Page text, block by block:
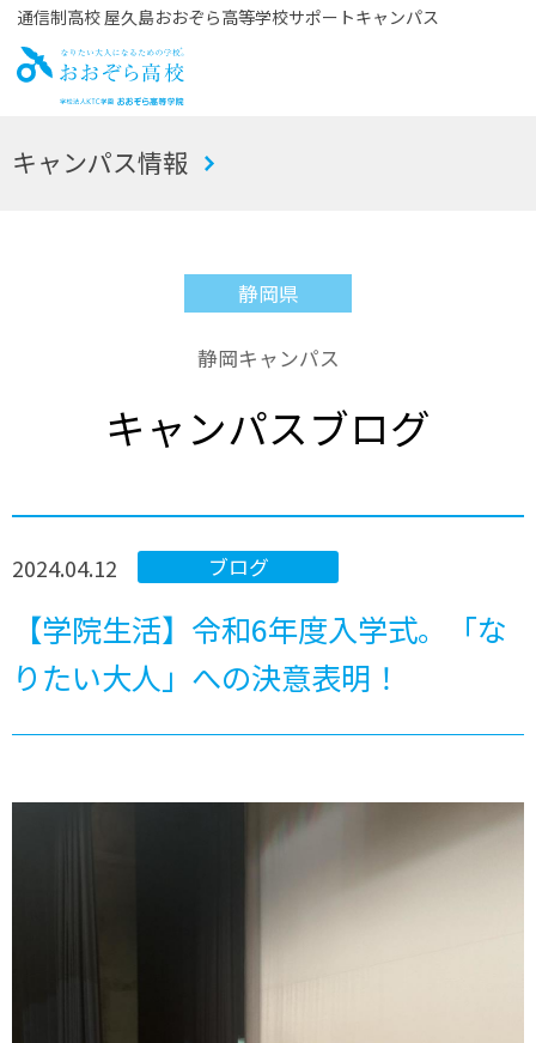
通信制高校 屋久島おおぞら高等学校サポートキャンパス
お
キャンパス情報
静岡県
静岡キャンパス
キャンパスブログ
ブログ
2024.04.12
【学院生活】令和6年度入学式。「な
りたい大人」への決意表明！